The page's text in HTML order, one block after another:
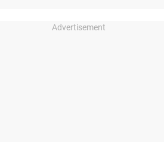
Advertisement